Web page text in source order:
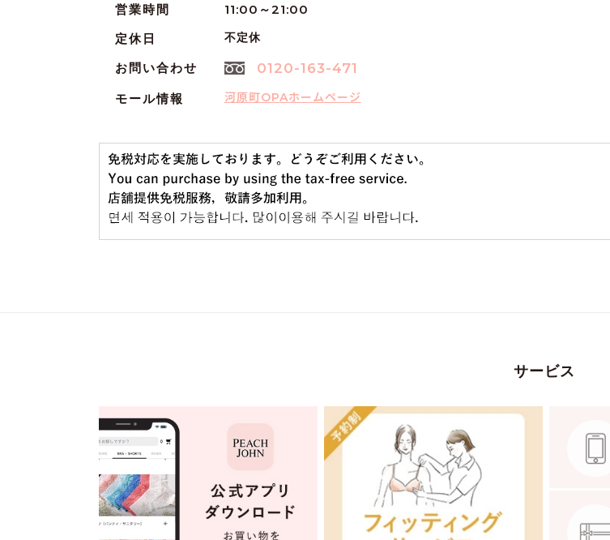
営業時間 11:00～21:00
定休日 不定休
お問い合わせ 0120-163-471
モール情報 河原町OPAホームページ
サービス